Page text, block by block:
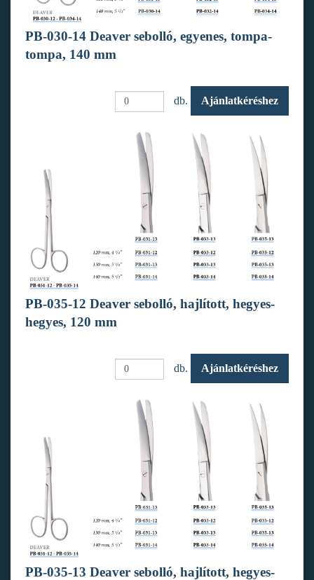
PB-030-14 Deaver sebolló, egyenes, tompa-
tompa, 140 mm
db. Ajánlatkéréshez
PB-035-12 Deaver sebolló, hajlított, hegyes-
hegyes, 120 mm
db. Ajánlatkéréshez
PB-035-13 Deaver sebolló, hajlított, hegyes-